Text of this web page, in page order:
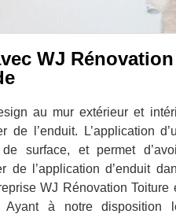
WJ Rénovation
au mur extérieur et
de l’enduit. L’application
surface, et permet
de l’application d’enduit
WJ Rénovation Toiture
à notre disposition